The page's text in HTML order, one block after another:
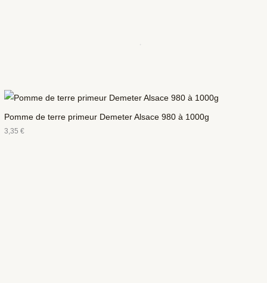
Pomme de terre primeur Demeter Alsace 980 à 1000g
3,35€